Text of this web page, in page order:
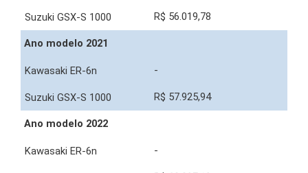
R$ 56.019,78
Ano modelo 2021
-
R$ 57.925,94
Ano modelo 2022
-